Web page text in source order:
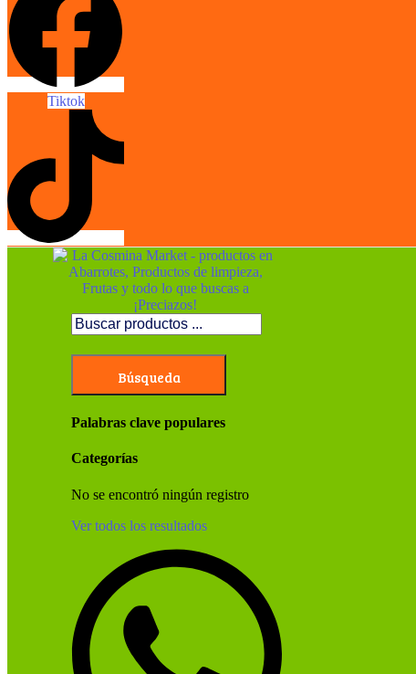
Tiktok
Búsqueda
Palabras clave populares
Categorías
No se encontró ningún registro
Ver todos los resultados